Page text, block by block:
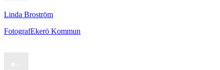
Linda Broström
FotografEkerö Kommun